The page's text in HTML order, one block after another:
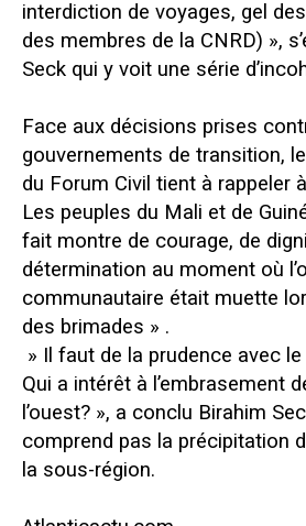
interdiction de voyages, gel
des membres de la CNRD) »,
Seck qui y voit une série
Face aux décisions prises
gouvernements de transition,
du Forum Civil tient à rappeler
Les peuples du Mali et de
fait montre de courage, de
détermination au moment où
communautaire était muette
des brimades » .
» Il faut de la prudence avec
Qui a intérêt à l’embrasement
l’ouest? », a conclu Birahim
comprend pas la précipitation
la sous-région.